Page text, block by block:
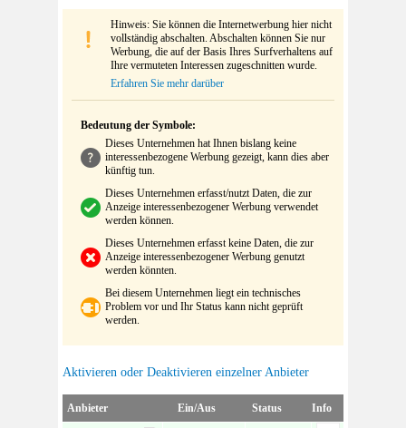
Hinweis: Sie können die Internetwerbung hier nicht
vollständig abschalten. Abschalten können Sie nur
Werbung, die auf der Basis Ihres Surfverhaltens auf
Ihre vermuteten Interessen zugeschnitten wurde.
Erfahren Sie mehr darüber
Bedeutung der Symbole:
Dieses Unternehmen hat Ihnen bislang keine
interessenbezogene Werbung gezeigt, kann dies aber
künftig tun.
Dieses Unternehmen erfasst/nutzt Daten, die zur
Anzeige interessenbezogener Werbung verwendet
werden können.
Dieses Unternehmen erfasst keine Daten, die zur
Anzeige interessenbezogener Werbung genutzt
werden könnten.
Bei diesem Unternehmen liegt ein technisches
Problem vor und Ihr Status kann nicht geprüft
werden.